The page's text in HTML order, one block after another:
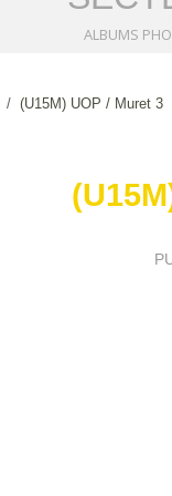
ALBUMS
(U15M) UOP / Muret 3